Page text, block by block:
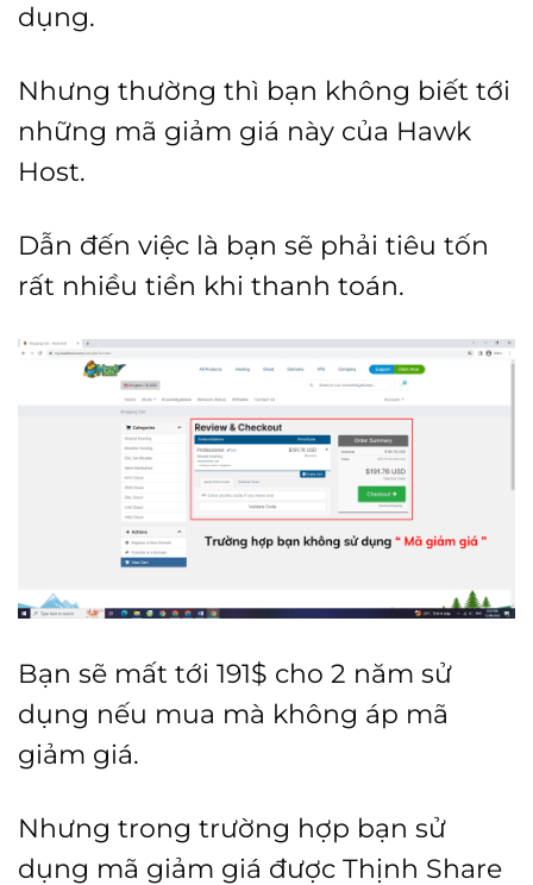
dụng.
Nhưng thường thì bạn không biết tới
những mã giảm giá này của Hawk
Host.
Dẫn đến việc là bạn sẽ phải tiêu tốn
rất nhiều tiền khi thanh toán.
Bạn sẽ mất tới 191$ cho 2 năm sử
dụng nếu mua mà không áp mã
giảm giá.
Nhưng trong trường hợp bạn sử
dụng mã giảm giá được Thịnh Share